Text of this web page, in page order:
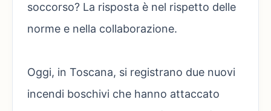
soccorso? La risposta è nel rispetto delle
norme e nella collaborazione.
Oggi, in Toscana, si registrano due nuovi
incendi boschivi che hanno attaccato